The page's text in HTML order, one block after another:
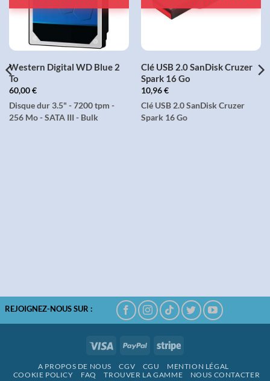
Western Digital WD Blue 2
To
60,00€
Disque dur 3.5" - 7200 tpm -
256 Mo - SATA III - Bulk
Clé USB 2.0 SanDisk Cruzer
Spark 16 Go
10,96€
Clé USB 2.0 SanDisk Cruzer
Spark 16 Go
REJOIGNEZ-NOUS SUR :
Visa PayPal Stripe
A PROPOS DE NOUS CGV CGU
MENTION LÉGAL
COOKIE POLICY
FAQ TROUVER LA GAMME NOUS CONTACTER